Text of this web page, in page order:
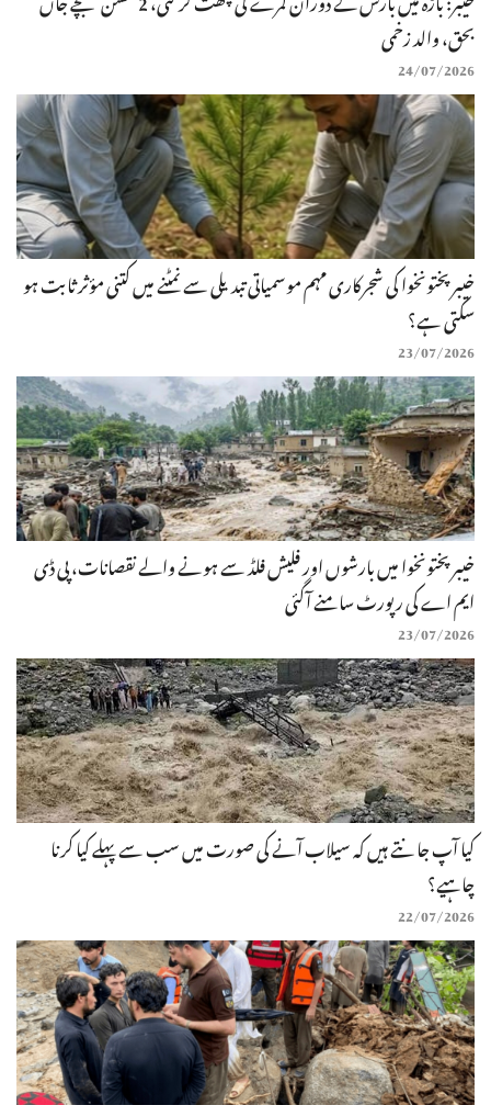
بحق، والد زخمی
24/07/2026
خیبرپختونخوا کی شجرکاری مہم موسمیاتی تبدیلی سے نمٹنے میں کتنی مؤثر ثابت ہو
سکتی ہے؟
23/07/2026
خیبرپختونخوا میں بارشوں اور فلیش فلڈ سے ہونے والے نقصانات، پی ڈی
ایم اے کی رپورٹ سامنے آگئی
23/07/2026
کیا آپ جانتے ہیں کہ سیلاب آنے کی صورت میں سب سے پہلے کیا کرنا
چاہیے؟
22/07/2026